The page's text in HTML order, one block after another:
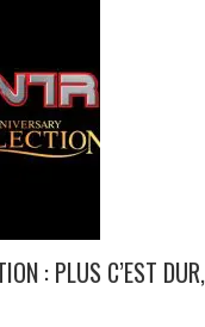
: PLUS C’EST DUR,